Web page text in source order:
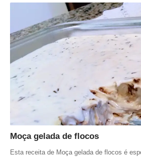
Moça gelada de flocos
Esta receita de Moça gelada de flocos é